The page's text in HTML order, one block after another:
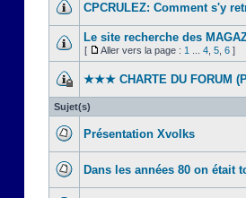
CPCRULEZ: Comment s'y
Le site recherche des
[ Aller vers la page : 1 4 5 6 ]
★★★ CHARTE DU FORUM
Sujet(s)
Présentation Xvolks
Dans les années 80 on était